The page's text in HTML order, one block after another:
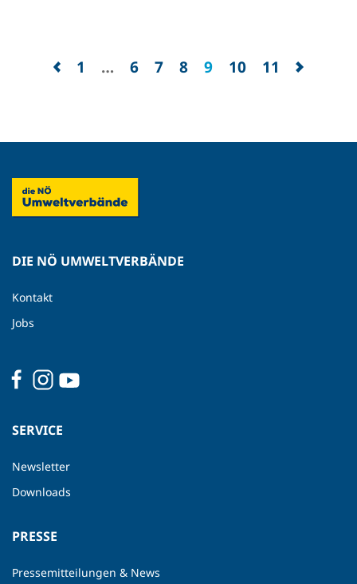
1 … 6 7 8 9 10 11
DIE NÖ UMWELTVERBÄNDE
Kontakt
Jobs
SERVICE
Newsletter
Downloads
PRESSE
Pressemitteilungen & News